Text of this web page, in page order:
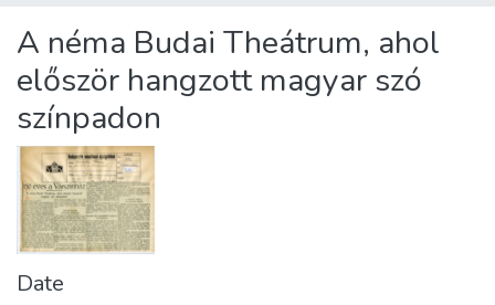
About us
A néma Budai Theátrum, ahol
először hangzott magyar szó
színpadon
Date